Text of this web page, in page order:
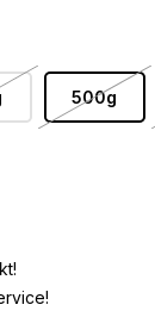
500g